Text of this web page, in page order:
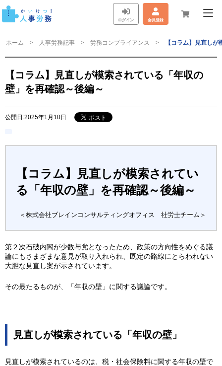
ログイン 会員登録
ホーム 人事労務記事 労務コンプライアンス 【コラム】見直し
【コラム】見直しが模索されている「年収の
壁」を再確認～後編～
公開日:2025年1月10日
【コラム】見直しが模索されてい
る「年収の壁」を再確認～後編～
＜株式会社ブレインコンサルティングオフィス 社労士チーム＞
第２次石破内閣が少数与党となったため、政策の方向性をめぐる議
論にもさまざまな意見が取り入れられ、既定の路線にとらわれない
大胆な見直し案が示されています。
その最たるものが、「年収の壁」に関する議論です。
見直しが模索されている「年収の壁」
見直しが模索されているのは、税・社会保険料に関する年収の壁で